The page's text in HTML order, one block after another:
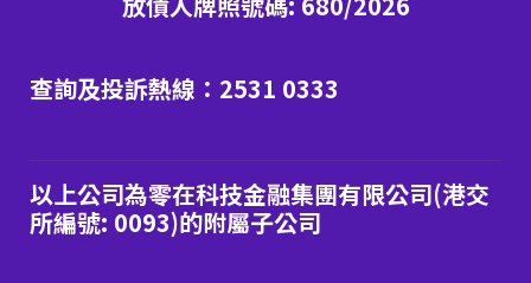
查詢及投訴熱線：2531 0333
以上公司為零在科技金融集團有限公司(港交
所編號: 0093)的附屬子公司